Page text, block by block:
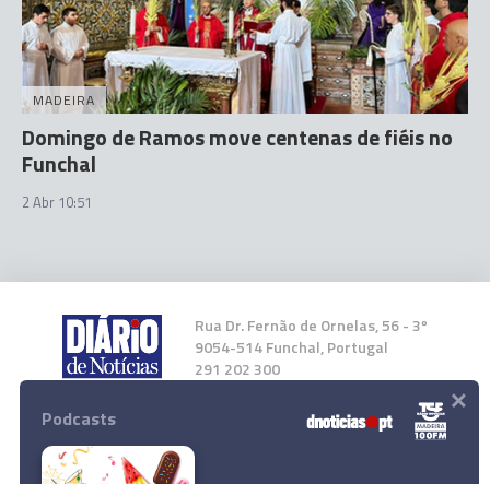
MADEIRA
Domingo de Ramos move centenas de fiéis no
Funchal
2 Abr 10:51
Rua Dr. Fernão de Ornelas, 56 - 3º
9054-514 Funchal, Portugal
291 202 300
Instale a nossa App
Podcasts ×